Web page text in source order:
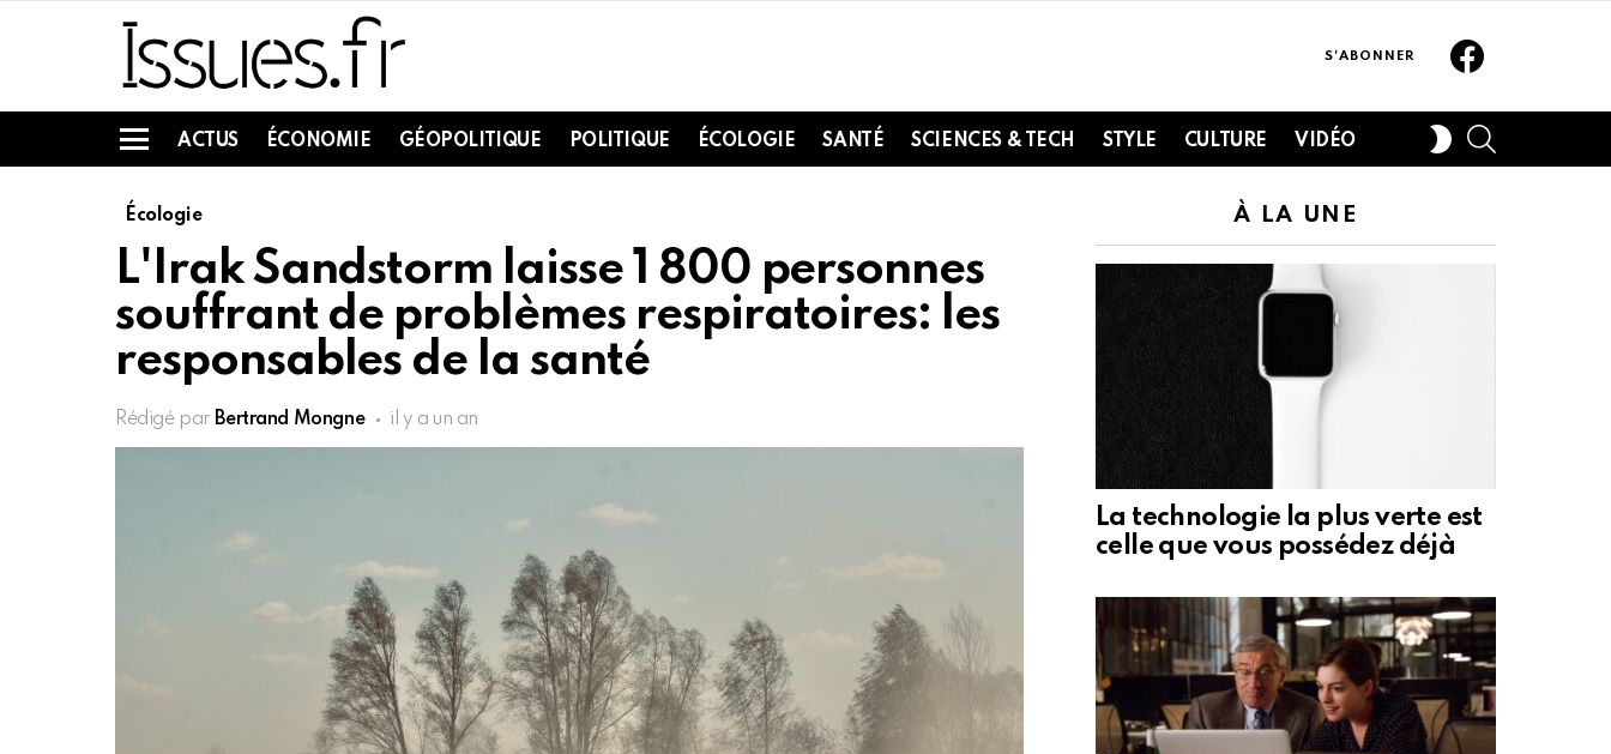
S'ABONNER
Menu
ACTUS ÉCONOMIE GÉOPOLITIQUE POLITIQUE ÉCOLOGIE SANTÉ SCIENCES & TECH STYLE CULTURE VIDÉO
SWITCH
SKIN
Écologie
L'Irak Sandstorm laisse 1 800 personnes
souffrant de problèmes respiratoires: les
responsables de la santé
Rédigé par Bertrand Mongne il y a un an
À LA UNE
La technologie la plus verte est
celle que vous possédez déjà